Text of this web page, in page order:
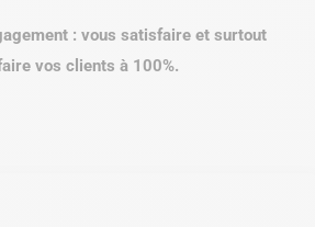
: vous satisfaire et surtout
vos clients à 100%.